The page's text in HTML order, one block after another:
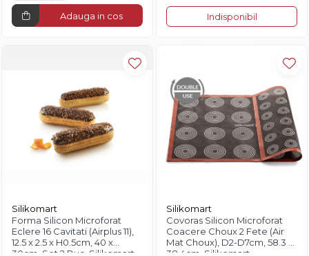
Adauga in cos Indisponibil
Silikomart
Forma Silicon Microforat
Eclere 16 Cavitati (Airplus 11),
12.5 x 2.5 x H0.5cm, 40 x
30cm, Set 2 Buc, Silikomart
Silikomart
Covoras Silicon Microforat
Coacere Choux 2 Fete (Air
Mat Choux), D2-D7cm, 58.3 x
38.4cm, Silikomart